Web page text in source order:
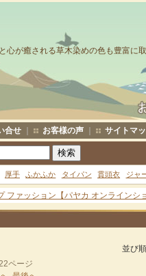
が癒される草木染めの色も豊富に
合せ お客様の声 サイトマ
厚手 ふかふか タイパン 貫頭衣 ジャ
ファッション【パヤカ オンラインシ
並び
ページ